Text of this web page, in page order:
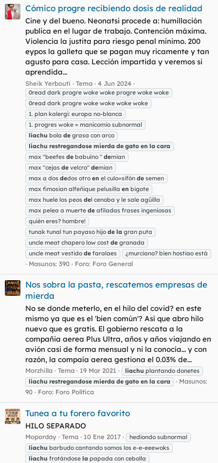
Cómico progre recibiendo dosis de realidad
Cine y del bueno. Neonatsi procede a: humillación
publica en el lugar de trabajo. Contención máxima.
Violencia la justita para riesgo penal mínimo. 200
eypos la galleta que se pagan muy ricamente y tan
agusto para casa. Lección impartida y veremos si
aprendida...
Sheik Yerbouti Tema 4 Jun 2024
0read dark progre woke woke progre woke woke
0read dark progre woke woke woke woke
1. plan kalergi: europa no-blanca
1. progres woke = manicomio subnormal
liachu bola de grasa con arco
liachu restregandose mierda de gato en la cara
max "beefes de babuíno " demian
max "cejas de velcro" demian
max a dos dedos otro en el culo=sifón de semen
max fimosian alfeñique pelusilla en bigote
max huele los peos del cenoba y le sale agüilla
max pelea a muerte de afiladas frases ingeniosas
quién eres? hombre!
tunak tunal tun payaso hijo de la gran puta
uncle meat chapero low cost de granada
uncle meat vestido de faralaes ¿murciano? bien hostiao está
Masunos: 390 Foro: Foro General
Nos sobra la pasta, rescatemos empresas de
mierda
No se donde meterlo, en el hilo del covid? en este
mismo ya que es el 'bien común'? Así que abro hilo
nuevo que es gratis. El gobierno rescata a la
compañia aerea Plus Ultra, años y años viajando en
avión casi de forma mensual y ni la conocía... y con
razón, la compaía aerea gestiona el 0.03% de...
Morzhilla Tema 19 Mar 2021 liachu plantando donetes
liachu restregandose mierda de gato en la cara
Masunos:
90
Foro: Foro Política
Tunea a tu forero favorito
HILO SEPARADO
Moporday Tema 10 Ene 2017
hediondo subnormal
liachu barbudo cantando somos los e-e-eeewoks
liachu frotándose la papada con cebolla